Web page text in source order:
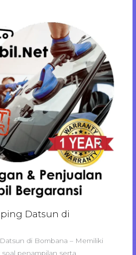
Datsun di
di Bombana – Memiliki
penampilan serta